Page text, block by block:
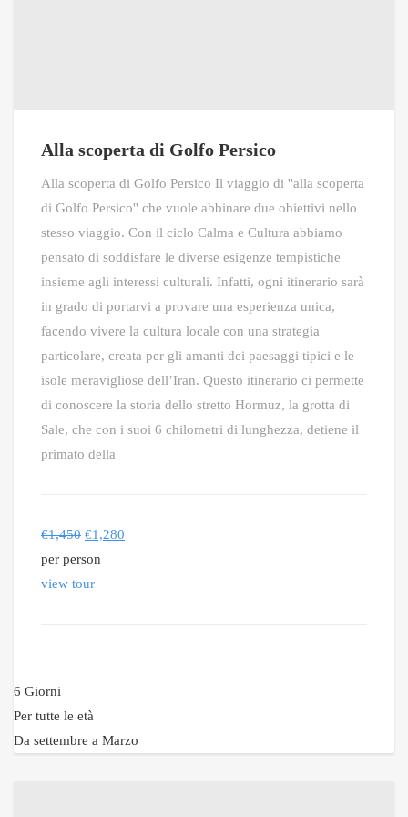
Alla scoperta di Golfo Persico
Alla scoperta di Golfo Persico Il viaggio di ''alla scoperta
di Golfo Persico'' che vuole abbinare due obiettivi nello
stesso viaggio. Con il ciclo Calma e Cultura abbiamo
pensato di soddisfare le diverse esigenze tempistiche
insieme agli interessi culturali. Infatti, ogni itinerario sarà
in grado di portarvi a provare una esperienza unica,
facendo vivere la cultura locale con una strategia
particolare, creata per gli amanti dei paesaggi tipici e le
isole meravigliose dell’Iran. Questo itinerario ci permette
di conoscere la storia dello stretto Hormuz, la grotta di
Sale, che con i suoi 6 chilometri di lunghezza, detiene il
primato della
€1,450 €1,280
per person
view tour
6 Giorni
Per tutte le età
Da settembre a Marzo